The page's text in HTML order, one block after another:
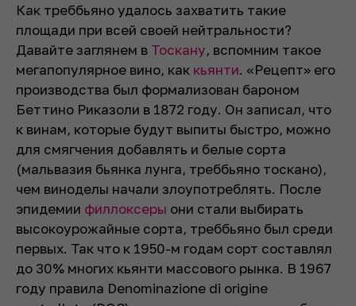
Как треббьяно удалось захватить такие
площади при всей своей нейтральности?
Давайте заглянем в Тоскану, вспомним такое
мегапопулярное вино, как кьянти. «Рецепт» его
производства был формализован бароном
Беттино Риказоли в 1872 году. Он записал, что
к винам, которые будут выпиты быстро, можно
для смягчения добавлять и белые сорта
(мальвазия бьянка лунга, треббьяно тоскано),
чем виноделы начали злоупотреблять. После
эпидемии филлоксеры они стали выбирать
высокоурожайные сорта, треббьяно был среди
первых. Так что к 1950-м годам сорт составлял
до 30% многих кьянти массового рынка. В 1967
году правила Denominazione di origine